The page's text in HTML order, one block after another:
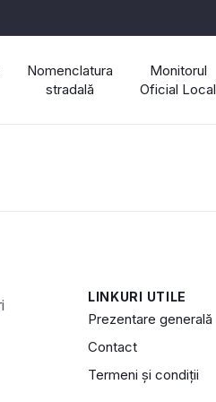
Nomenclatura
stradală
Monitorul
Oficial Local
LINKURI UTILE
Prezentare generală
Contact
Termeni și condiții